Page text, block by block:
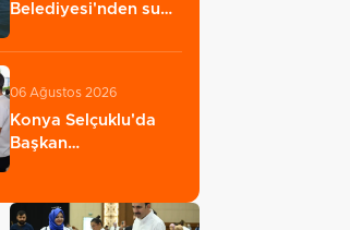
Belediyesi'nden suda
eğitimi…
06 Ağustos 2026
Konya Selçuklu'da
Başkan